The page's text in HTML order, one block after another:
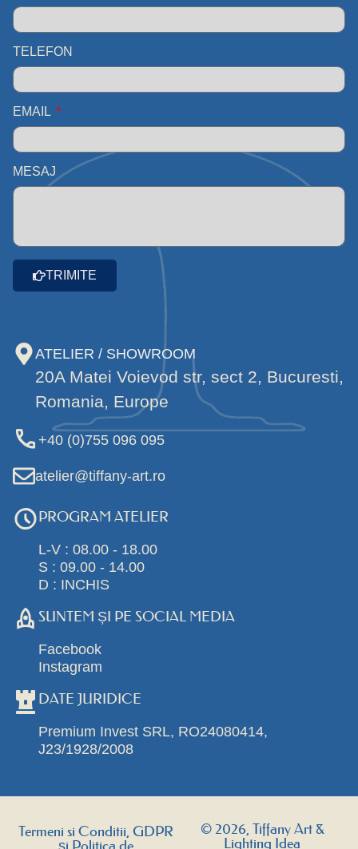
TELEFON
EMAIL
MESAJ
TRIMITE
ATELIER / SHOWROOM
20A Matei Voievod str, sect 2, Bucuresti,
Romania, Europe
+40 (0)755 096 095
atelier@tiffany-art.ro
PROGRAM ATELIER
L-V : 08.00 - 18.00
S : 09.00 - 14.00
D : INCHIS
SUNTEM ȘI PE SOCIAL MEDIA
Facebook
Instagram
DATE JURIDICE
Premium Invest SRL, RO24080414,
J23/1928/2008
Termeni si Conditii, GDPR
© 2026, Tiffany Art &
Lighting Idea